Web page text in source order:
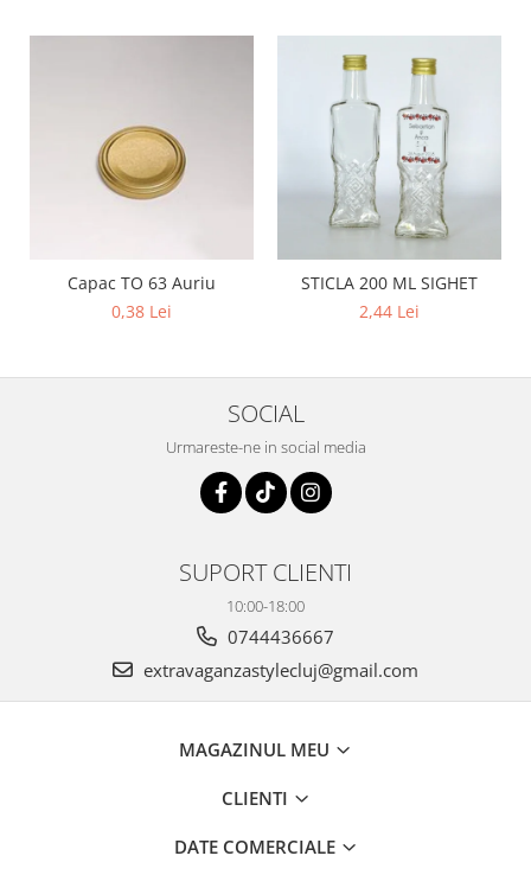
Capac TO 63 Auriu
0,38 Lei
STICLA 200 ML SIGHET
2,44 Lei
SOCIAL
Urmareste-ne in social media
SUPORT CLIENTI
10:00-18:00
0744436667
extravaganzastylecluj@gmail.com
MAGAZINUL MEU
CLIENTI
DATE COMERCIALE